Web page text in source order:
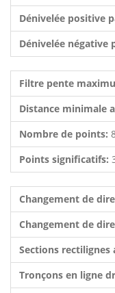
Dénivelée positive
Dénivelée négative
Filtre pente
Distance minimale
Nombre de points:
Points significatifs:
Changement de
Changement de
Sections rectilignes
Tronçons en ligne